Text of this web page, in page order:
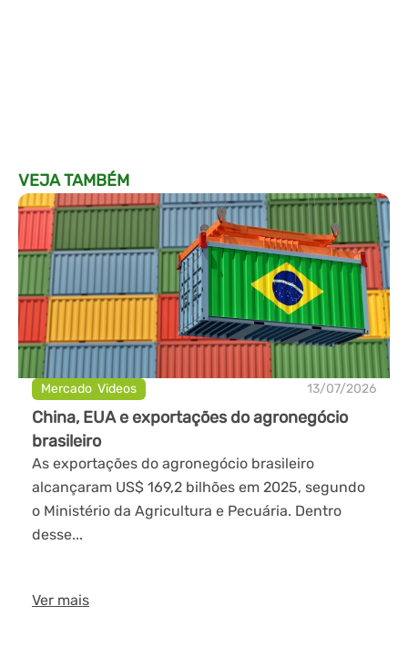
VEJA TAMBÉM
Mercado,Videos 13/07/2026
China, EUA e exportações do agronegócio
brasileiro
As exportações do agronegócio brasileiro
alcançaram US$ 169,2 bilhões em 2025, segundo
o Ministério da Agricultura e Pecuária. Dentro
desse...
Ver mais